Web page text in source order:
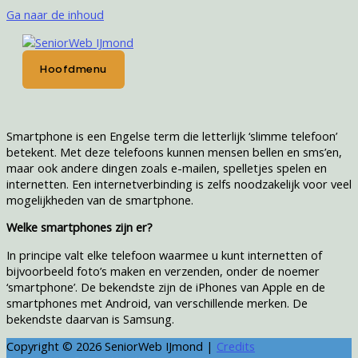
Ga naar de inhoud
Hoofdmenu
Smartphone is een Engelse term die letterlijk ‘slimme telefoon’
betekent. Met deze telefoons kunnen mensen bellen en sms’en,
maar ook andere dingen zoals e-mailen, spelletjes spelen en
internetten. Een internetverbinding is zelfs noodzakelijk voor veel
mogelijkheden van de smartphone.
Welke smartphones zijn er?
In principe valt elke telefoon waarmee u kunt internetten of
bijvoorbeeld foto’s maken en verzenden, onder de noemer
‘smartphone’. De bekendste zijn de iPhones van Apple en de
smartphones met Android, van verschillende merken. De
bekendste daarvan is Samsung.
Copyright © 2026 SeniorWeb IJmond | Credits